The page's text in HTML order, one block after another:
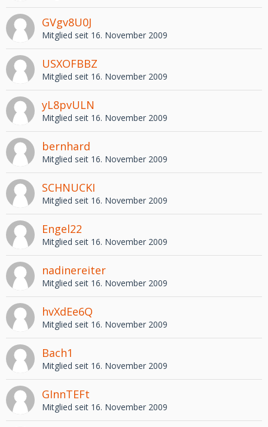
GVgv8U0J
Mitglied seit 16. November 2009
USXOFBBZ
Mitglied seit 16. November 2009
yL8pvULN
Mitglied seit 16. November 2009
bernhard
Mitglied seit 16. November 2009
SCHNUCKI
Mitglied seit 16. November 2009
Engel22
Mitglied seit 16. November 2009
nadinereiter
Mitglied seit 16. November 2009
hvXdEe6Q
Mitglied seit 16. November 2009
Bach1
Mitglied seit 16. November 2009
GInnTEFt
Mitglied seit 16. November 2009